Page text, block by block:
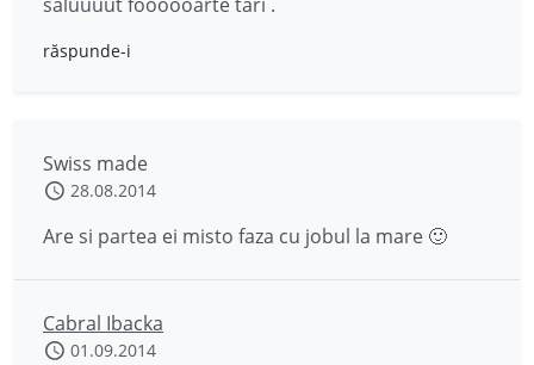
răspunde-i
Swiss made
28.08.2014
Are si partea ei misto faza cu jobul la mare 🙂
Cabral Ibacka
01.09.2014